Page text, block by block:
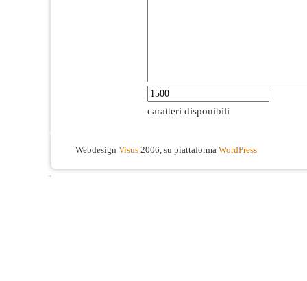
caratteri disponibili
Webdesign Visus 2006, su piattaforma WordPress